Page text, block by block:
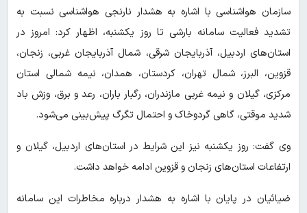
سازمان هواشناسی با اشاره به هشدار نارنجی هواشناسی نسبت به
تشدید فعالیت سامانه بارشی تا روز یکشنبه، اظهار کرد: امروز در
استان‌های اردبیل، آذربایجان شرقی، شمال آذربایجان غربی، زنجان،
قزوین، البرز، شمال تهران، کردستان، همدان، نیمه شمالی استان
مرکزی، گیلان و نیمه غربی مازندران، رگبار باران، رعد و برق، وزش باد
شدید موقتی، گاهی گردوخاک و احتمال تگرگ پیش‌بینی می‌شود.
وی گفت: روز یکشنبه نیز این شرایط در استان‌های اردبیل، گیلان و
ارتفاعات استان‌های زنجان و قزوین ادامه خواهد داشت.
ضیائیان در پایان با اشاره به هشدار درباره مخاطرات این سامانه